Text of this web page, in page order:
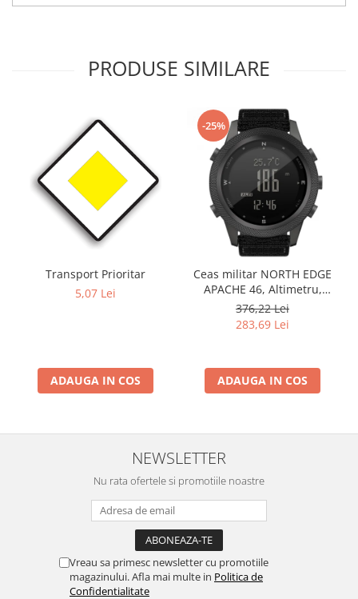
PRODUSE SIMILARE
Transport Prioritar
5,07 Lei
ADAUGA IN COS
-25%
Ceas militar NORTH EDGE
APACHE 46, Altimetru,
Barometru, Cronometru,
Termometru, Pedometru,
Busola
376,22 Lei
283,69 Lei
ADAUGA IN COS
NEWSLETTER
Nu rata ofertele si promotiile noastre
Vreau sa primesc newsletter cu promotiile
magazinului. Afla mai multe in Politica de
Confidentialitate